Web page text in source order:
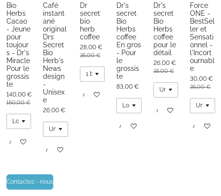
Bio
Herbs
Cacao
- Jeune
pour
toujour
s - Dr's
Miracle
Pour le
grossis
te
140,00 €
150,00 €
Ajouter au panier
Café
instant
ané
original
Drs
Secret
Bio
Herb's
News
design
-
Unisex
e
26,00 €
Ajouter au panier
Dr
secret
bio
herb
coffee
28,00 €
35,00 €
Ajouter au panier
Dr's
secret
Bio
Herbs
coffee
En gros
- Pour
le
grossis
te
83,00 €
Ajouter au panier
Dr's
secret
Bio
Herbs
coffee
pour le
détail
26,00 €
35,00 €
Ajouter au panier
Force
ONE -
BestSel
ler et
Sensati
onnel -
l'Incort
ournabl
e
30,00 €
35,00 €
Ajouter
Contactez - nous